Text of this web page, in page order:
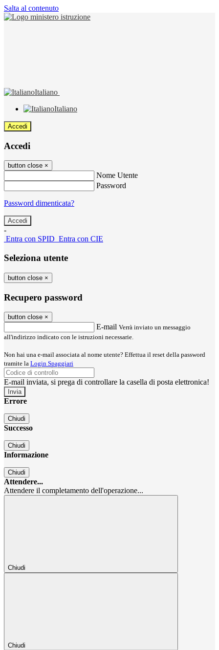
Salta al contenuto
Italiano
Italiano
Accedi
Accedi
button close ×
Nome Utente
Password
Password dimenticata?
-
Entra con SPID Entra con CIE
Seleziona utente
button close ×
Recupero password
button close ×
E-mail Verrà inviato un messaggio
all'indirizzo indicato con le istruzioni necessarie.
Non hai una e-mail associata al nome utente? Effettua il reset della password
tramite la Login Spaggiari
E-mail inviata, si prega di controllare la casella di posta elettronica!
Errore
Chiudi
Successo
Chiudi
Informazione
Chiudi
Attendere...
Attendere il completamento dell'operazione...
Chiudi
Chiudi